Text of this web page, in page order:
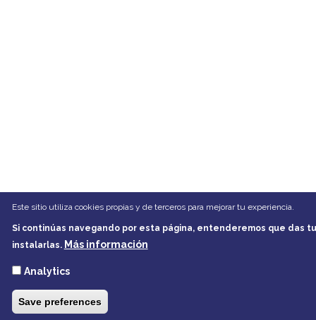
Este sitio utiliza cookies propias y de terceros para mejorar tu experiencia.
Si continúas navegando por esta página, entenderemos que das
instalarlas. Más información
Analytics
Save preferences